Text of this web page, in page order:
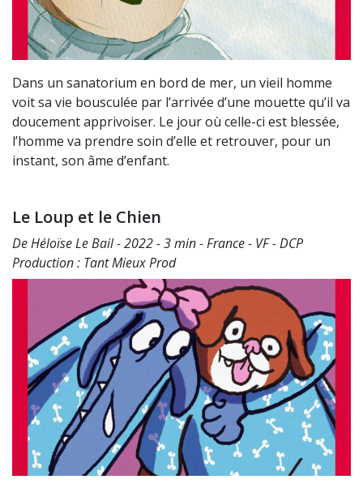
Dans un sanatorium en bord de mer, un vieil homme
voit sa vie bousculée par l’arrivée d’une mouette qu’il va
doucement apprivoiser. Le jour où celle-ci est blessée,
l’homme va prendre soin d’elle et retrouver, pour un
instant, son âme d’enfant.
Le Loup et le Chien
De Héloïse Le Bail - 2022 - 3 min - France - VF - DCP
Production : Tant Mieux Prod